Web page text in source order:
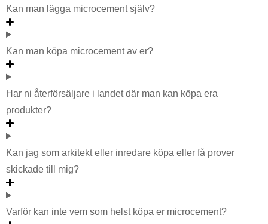
Kan man lägga microcement själv?
Kan man köpa microcement av er?
Har ni återförsäljare i landet där man kan köpa era
produkter?
Kan jag som arkitekt eller inredare köpa eller få prover
skickade till mig?
Varför kan inte vem som helst köpa er microcement?